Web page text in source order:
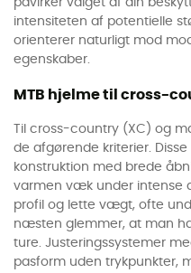
intensiteten af potentielle
orienterer naturligt mod
egenskaber.
MTB hjelme til cross-
Til cross-country (XC) og
de afgørende kriterier.
konstruktion med brede
varmen væk under intense
profil og lette vægt, ofte
næsten glemmer, at man
ture. Justeringssystemer
pasform uden trykpunkter,